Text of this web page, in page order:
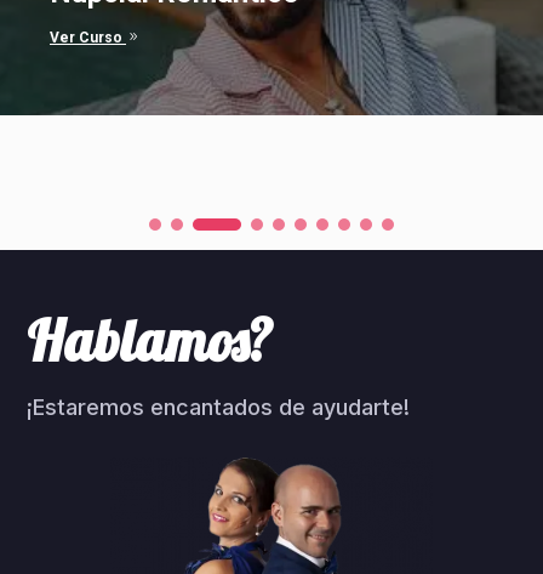
Ver Curso 9
Hablamos?
¡Estaremos encantados de ayudarte!